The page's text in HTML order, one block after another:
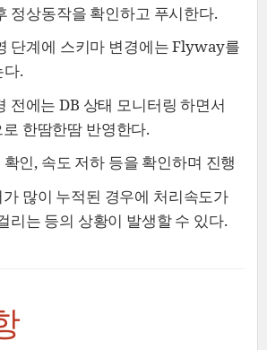
정상동작을 확인하고 푸시한다.
단계에 스키마 변경에는 Flyway를
.
전에는 DB 상태 모니터링 하면서
한땀한땀 반영한다.
인, 속도 저하 등을 확인하며 진행
많이 누적된 경우에 처리속도가
리는 등의 상황이 발생할 수 있다.